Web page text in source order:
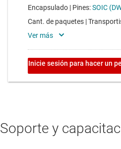
Soporte y